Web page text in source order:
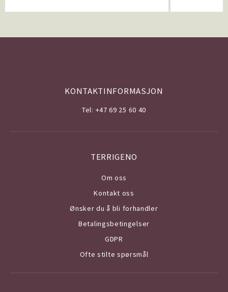
KONTAKTINFORMASJON
Tel: +47 69 25 60 40
TERRIGENO
Om oss
Kontakt oss
Ønsker du å bli forhandler
Betalingsbetingelser
GDPR
Ofte stilte spørsmål